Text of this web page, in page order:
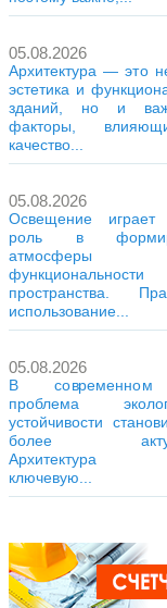
05.08.2026
Архитектура — это
эстетика и
зданий, но и
факторы,
качество...
05.08.2026
Освещение играет
роль в
функциональности
пространства.
использование...
05.08.2026
В
проблема
устойчивости
более
Архитектура
ключевую...